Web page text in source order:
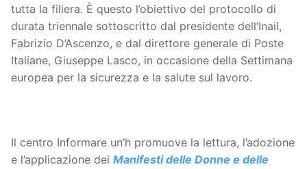
tutta la filiera. È questo l’obiettivo del protocollo di
durata triennale sottoscritto dal presidente dell’Inail,
Fabrizio D’Ascenzo, e dal direttore generale di Poste
Italiane, Giuseppe Lasco, in occasione della Settimana
europea per la sicurezza e la salute sul lavoro.
Il centro Informare un’h promuove la lettura, l’adozione
e l’applicazione dei Manifesti delle Donne e delle